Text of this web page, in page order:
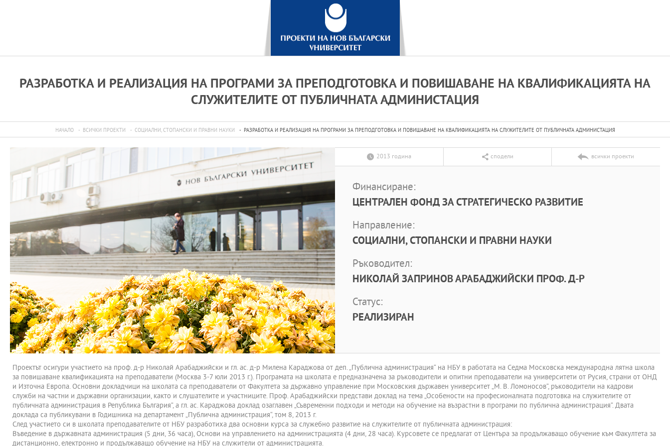
РАЗРАБОТКА И РЕАЛИЗАЦИЯ НА ПРОГРАМИ ЗА ПРЕПОДГОТОВКА И ПОВИШАВАНЕ НА КВАЛИФИКАЦИЯТА НА
СЛУЖИТЕЛИТЕ ОТ ПУБЛИЧНАТА АДМИНИСТАЦИЯ
НАЧАЛО ВСИЧКИ ПРОЕКТИ СОЦИАЛНИ, СТОПАНСКИ И ПРАВНИ НАУКИ РАЗРАБОТКА И РЕАЛИЗАЦИЯ НА ПРОГРАМИ ЗА ПРЕПОДГОТОВКА И ПОВИШАВАНЕ НА КВАЛИФИКАЦИЯТА НА СЛУЖИТЕЛИТЕ ОТ ПУБЛИЧНАТА АДМИНИСТАЦИЯ
2013 година сподели всички проекти
Финансиране:
ЦЕНТРАЛЕН ФОНД ЗА СТРАТЕГИЧЕСКО РАЗВИТИЕ
Направление:
СОЦИАЛНИ, СТОПАНСКИ И ПРАВНИ НАУКИ
Ръководител:
НИКОЛАЙ ЗАПРИНОВ АРАБАДЖИЙСКИ ПРОФ. Д-Р
Статус:
РЕАЛИЗИРАН
Проектът осигури участието на проф. д-р Николай Арабаджийски и гл. ас. д-р Милена Караджова от деп. „Публична администрация“ на НБУ в работата на Седма Московска международна лятна школа
за повишаване квалификацията на преподаватели (Москва 3-7 юли 2013 г.). Програмата на школата е предназначена за ръководители и опитни преподаватели на университети от Русия, страни от ОНД
и Източна Европа. Основни докладчици на школата са преподаватели от Факултета за държавно управление при Московския държавен университет „М. В. Ломоносов“, ръководители на кадрови
служби на частни и държавни организации, както и слушателите и участниците. Проф. Арабаджийски представи доклад на тема „Особености на професионалната подготовка на служителите от
публичната администрация в Република България“, а гл. ас. Караджова доклад озаглавен „Съвременни подходи и методи на обучение на възрастни в програми по публична администрация“. Двата
доклада са публикувани в Годишника на департамент „Публична администрация“, том 8, 2013 г.
След участието си в школата преподавателите от НБУ разработиха два основни курса за служебно развитие на служителите от публичната администрация:
Въведение в държавната администрация (5 дни, 36 часа), Основи на управлението на администрацията (4 дни, 28 часа). Курсовете се предлагат от Центъра за продължаващо обучение към Факултета за
дистанционно, електронно и продължаващо обучение на НБУ на служители от администрацията.